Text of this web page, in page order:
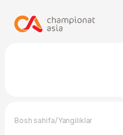
Bosh sahifa/Yangiliklar